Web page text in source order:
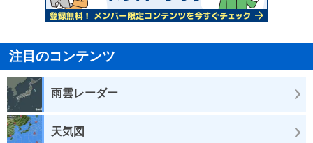
注目のコンテンツ
雨雲レーダー
天気図